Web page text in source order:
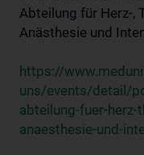
Abteilung für Herz-,
Anästhesie und
https://
uns/events/detail/
abteilung-fuer-
anaesthesie-und-